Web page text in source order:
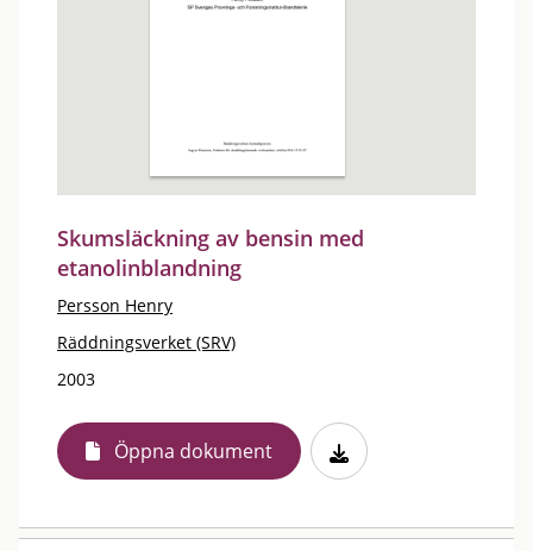
Skumsläckning av bensin med
etanolinblandning
Persson Henry
Räddningsverket (SRV)
2003
Öppna dokument